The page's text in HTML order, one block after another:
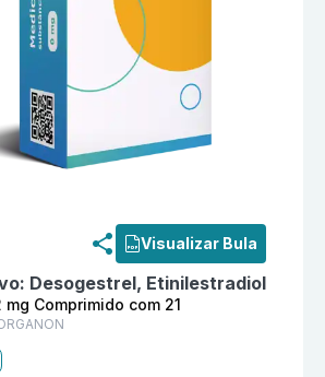
Visualizar Bula
Desogestrel, Etinilestradiol
mg Comprimido com 21